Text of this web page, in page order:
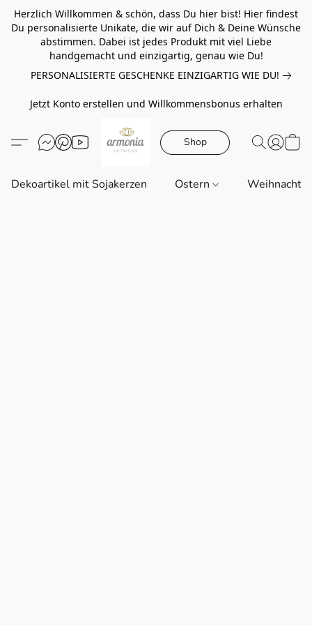
Herzlich Willkommen & schön, dass Du hier bist! Hier findest
Du personalisierte Unikate, die wir auf Dich & Deine Wünsche
abstimmen. Dabei ist jedes Produkt mit viel Liebe
handgemacht und einzigartig, genau wie Du!
PERSONALISIERTE GESCHENKE EINZIGARTIG WIE DU!
Jetzt Konto erstellen und Willkommensbonus erhalten
Shop
Dekoartikel mit Sojakerzen Ostern